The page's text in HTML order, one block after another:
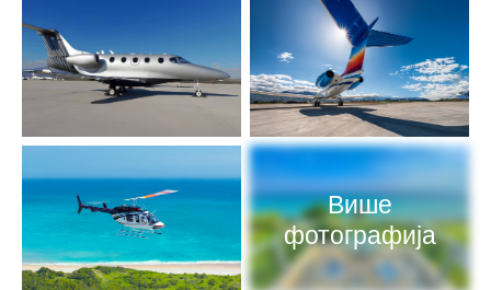
Више
фотографија